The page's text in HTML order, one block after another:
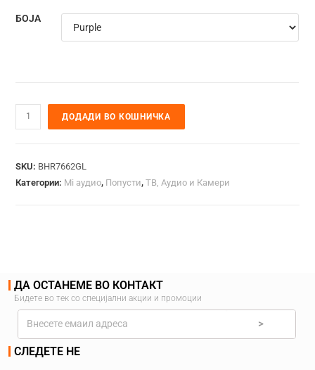
БОЈА
ДОДАДИ ВО КОШНИЧКА
SKU: BHR7662GL
Категории: Mi аудио, Попусти,ТВ, Аудио и Камери
ДА ОСТАНЕМЕ ВО КОНТАКТ
Бидете во тек со специјални акции и промоции
>
СЛЕДЕТЕ НЕ